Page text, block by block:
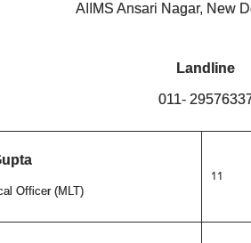
AIIMS Ansari Nagar, New
Landline
011-
Officer (MLT)
11